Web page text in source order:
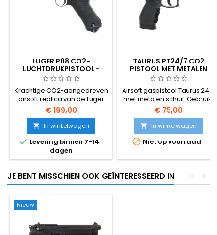
LUGER P08 CO2-
LUCHTDRUKPISTOOL -
VOLLEDIG METALEN, DUITS
WWII-ZIJDENWAPEN,
STERKER DAN GROEN GAS
Krachtige CO2-aangedreven
airsoft replica van de Luger
P08 - het iconische Duitse
militaire wapen uit beide
wereldoorlogen. Volledig
metalen behuizing, ~350 FPS /
1,14 J, magazijn voor 15
ronden. Duidelijk krachtiger
en met een sterkere
variant op groen gas.
€ 199,00
 In winkelwagen
 Levering binnen 7-14
dagen
TAURUS PT24/7 CO2
PISTOOL MET METALEN
SCHUIF
Airsoft gaspistool Taurus 24/7
met metalen schuif. Gebruikt
CO2 patronen.
€ 75,00
 In winkelwagen
 Niet op voorraad
JE BENT MISSCHIEN OOK GEÏNTERESSEERD IN >
<
Nieuw